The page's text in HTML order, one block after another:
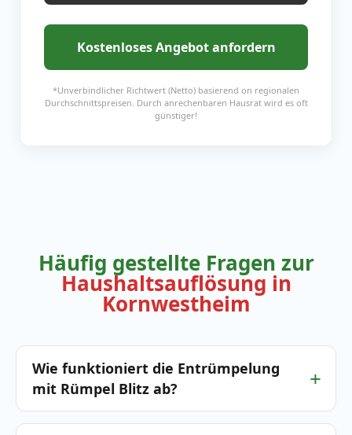
Kostenloses Angebot anfordern
*Unverbindlicher Richtwert (Netto) basierend on regionalen
Durchschnittspreisen. Durch anrechenbaren Hausrat wird es oft
günstiger!
Häufig gestellte Fragen zur
Haushaltsauflösung in
Kornwestheim
Wie funktioniert die Entrümpelung
mit Rümpel Blitz ab?